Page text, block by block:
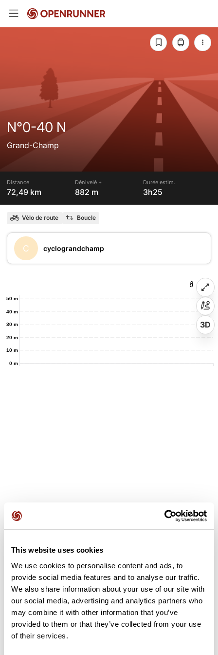
This website uses cookies
We use cookies to personalise content and ads, to
provide social media features and to analyse our traffic.
We also share information about your use of our site with
our social media, advertising and analytics partners who
may combine it with other information that you’ve
provided to them or that they’ve collected from your use
of their services.
N°0-40 N
Grand-Champ
Distance
72,49 km
Dénivelé +
882 m
Durée estim.
3h25
Vélo de route Boucle
C cyclograndchamp
0 m
10 m
20 m
30 m
40 m
50 m
3D
Avis des utilisateurs
Soyez le premier à ajouter un avis !
Ajouter un avis
Résumé